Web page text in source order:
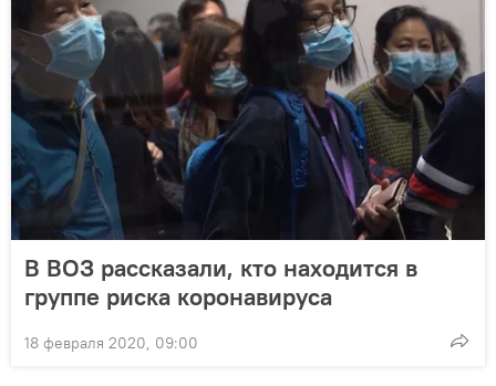
В ВОЗ рассказали, кто находится в
группе риска коронавируса
18 февраля 2020, 09:00